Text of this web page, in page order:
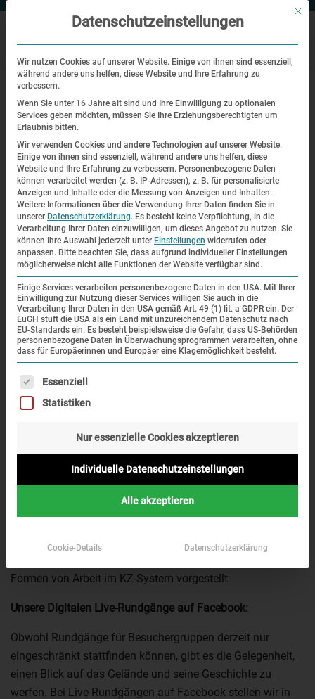
Startseite |
Digitaler Live-Rundgang
Wirtschaft, Zwangsarbeit und das
Konzentrationslager Dachau
| 08.10.2020 | 16:00—17:00
Baracken, 2017 (KZ-Gedenkstätte Dachau)
Im Rundgang von Michael Haas, Referent der KZ-
Gedenkstätte Dachau wird die enge Verbindung von
Wirtschaftsbetrieben, Zwangsarbeit und dem KZ Dachau
Fleischwarenfabrik Wülfert, der BMW-Fabrik in Allach und
Formen von Arbeit im KZ-System vorgestellt.
Unsere Digitalen Live-Rundgänge auf Facebook:
Obwohl Rundgänge für Besuchergruppen derzeit nur
eingeschränkt stattfinden können, gibt es die Gelegenheit,
einen Blick auf das Gelände und seine Geschichte zu
werfen. Bei Live-Rundgängen auf Facebook stellen wir in
Mit
Datenschutzeinstellungen
Wir nutzen Cookies auf unserer Website. Einige von ihnen sind essenziell,
während andere uns helfen, diese Website und Ihre Erfahrung zu
verbessern.
Wenn Sie unter 16 Jahre alt sind und Ihre Einwilligung zu optionalen
Services geben möchten, müssen Sie Ihre Erziehungsberechtigten um
Erlaubnis bitten.
Wir verwenden Cookies und andere Technologien auf unserer Website.
Einige von ihnen sind essenziell, während andere uns helfen, diese
Website und Ihre Erfahrung zu verbessern. Personenbezogene Daten
können verarbeitet werden (z. B. IP-Adressen), z. B. für personalisierte
Anzeigen und Inhalte oder die Messung von Anzeigen und Inhalten.
Weitere Informationen über die Verwendung Ihrer Daten finden Sie in
unserer Datenschutzerklärung. Es besteht keine Verpflichtung, in die
Verarbeitung Ihrer Daten einzuwilligen, um dieses Angebot zu nutzen. Sie
können Ihre Auswahl jederzeit unter Einstellungen widerrufen oder
anpassen. Bitte beachten Sie, dass aufgrund individueller Einstellungen
möglicherweise nicht alle Funktionen der Website verfügbar sind.
Einige Services verarbeiten personenbezogene Daten in den USA. Mit Ihrer
Einwilligung zur Nutzung dieser Services willigen Sie auch in die
Verarbeitung Ihrer Daten in den USA gemäß Art. 49 (1) lit. a GDPR ein. Der
EuGH stuft die USA als ein Land mit unzureichendem Datenschutz nach
EU-Standards ein. Es besteht beispielsweise die Gefahr, dass US-Behörden
personenbezogene Daten in Überwachungsprogrammen verarbeiten, ohne
dass für Europäerinnen und Europäer eine Klagemöglichkeit besteht.
Es folgt eine Liste der Service-Gruppen, für die eine
Essenziell
Statistiken
Nur essenzielle Cookies akzeptieren
Individuelle Datenschutzeinstellungen
Alle akzeptieren
Cookie-Details Datenschutzerklärung